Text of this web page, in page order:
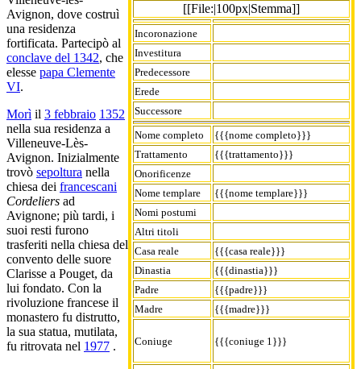
[[File:|100px|Stemma]]
Incoronazione
Investitura
Predecessore
Erede
Successore
Nome completo
{{{nome completo}}}
Trattamento
{{{trattamento}}}
Onorificenze
Nome templare
{{{nome templare}}}
Nomi postumi
Altri titoli
Casa reale
{{{casa reale}}}
Dinastia
{{{dinastia}}}
Padre
{{{padre}}}
Madre
{{{madre}}}
Coniuge {{{coniuge 1}}}
Avignon, dove costruì
una residenza
fortificata. Partecipò al
conclave del 1342, che
elesse papa Clemente
VI.
Morì il 3 febbraio 1352
nella sua residenza a
Villeneuve-Lès-
Avignon. Inizialmente
trovò sepoltura nella
chiesa dei francescani
Cordeliers ad
Avignone; più tardi, i
suoi resti furono
trasferiti nella chiesa del
convento delle suore
Clarisse a Pouget, da
lui fondato. Con la
rivoluzione francese il
monastero fu distrutto,
la sua statua, mutilata,
fu ritrovata nel 1977 .